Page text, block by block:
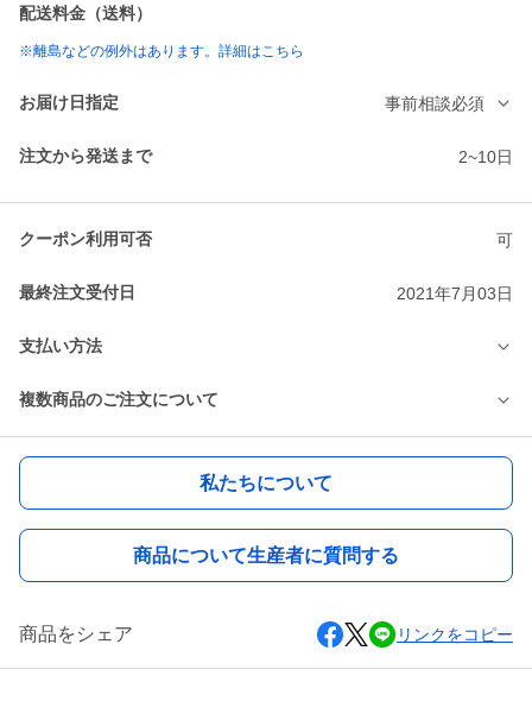
配送料金（送料）
※離島などの例外はあります。詳細はこちら
お届け日指定 事前相談必須
注文から発送まで 2~10日
クーポン利用可否 可
最終注文受付日 2021年7月03日
支払い方法
複数商品のご注文について
私たちについて
商品について生産者に質問する
商品をシェア リンクをコピー